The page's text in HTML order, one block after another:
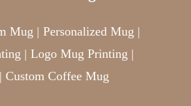
Mug | Personalized Mug |
| Logo Mug Printing |
| Custom Coffee Mug